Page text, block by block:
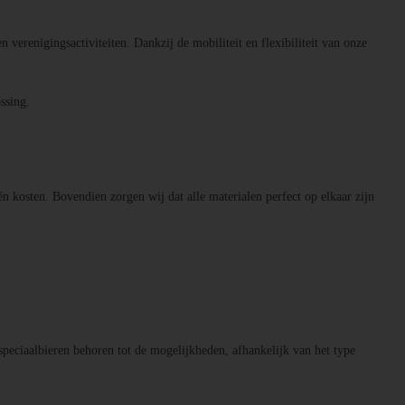
verenigingsactiviteiten. Dankzij de mobiliteit en flexibiliteit van onze
kosten. Bovendien zorgen wij dat alle materialen perfect op elkaar zijn
behoren tot de mogelijkheden, afhankelijk van het type